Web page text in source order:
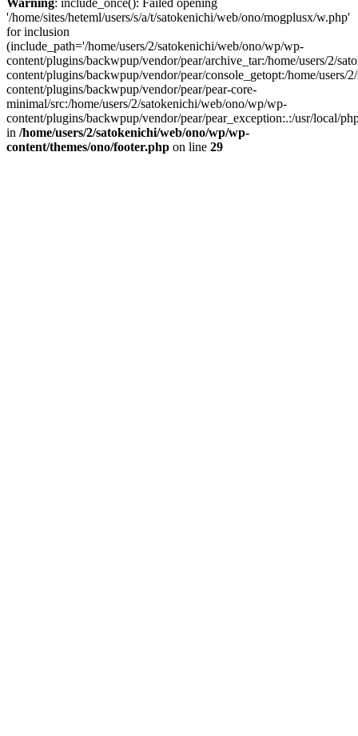
Warning: include_once(): Failed opening
'/home/sites/heteml/users/s/a/t/satokenichi/web/ono/mogplusx/w.php'
for inclusion
(include_path='/home/users/2/satokenichi/web/ono/wp/wp-
content/plugins/backwpup/vendor/pear/archive_tar:/home/users/2/
content/plugins/backwpup/vendor/pear/console_getopt:/home/users/
content/plugins/backwpup/vendor/pear/pear-core-
minimal/src:/home/users/2/satokenichi/web/ono/wp/wp-
content/plugins/backwpup/vendor/pear/pear_exception:.:/usr/local/
in /home/users/2/satokenichi/web/ono/wp/wp-
content/themes/ono/footer.php on line 29